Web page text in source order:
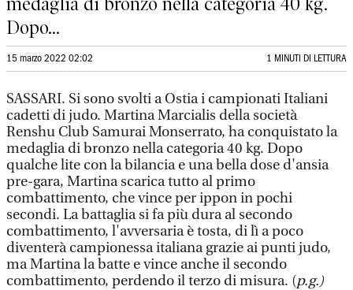
Dopo...
15 marzo 2022 02:02 1 MINUTI DI LETTURA
SASSARI. Si sono svolti a Ostia i campionati Italiani
cadetti di judo. Martina Marcialis della società
Renshu Club Samurai Monserrato, ha conquistato la
medaglia di bronzo nella categoria 40 kg. Dopo
qualche lite con la bilancia e una bella dose d'ansia
pre-gara, Martina scarica tutto al primo
combattimento, che vince per ippon in pochi
secondi. La battaglia si fa più dura al secondo
combattimento, l'avversaria è tosta, di lì a poco
diventerà campionessa italiana grazie ai punti judo,
ma Martina la batte e vince anche il secondo
combattimento, perdendo il terzo di misura. (p.g.)